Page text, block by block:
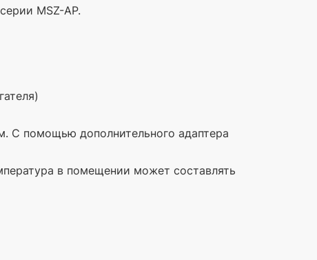
MSZ-AP.
С помощью дополнительного адаптера
в помещении может составлять